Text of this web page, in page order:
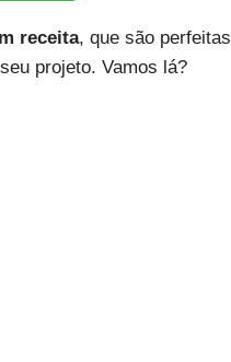
receita, que são perfeitas
projeto. Vamos lá?